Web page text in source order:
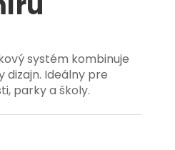
systém kombinuje
Ideálny pre
parky a školy.